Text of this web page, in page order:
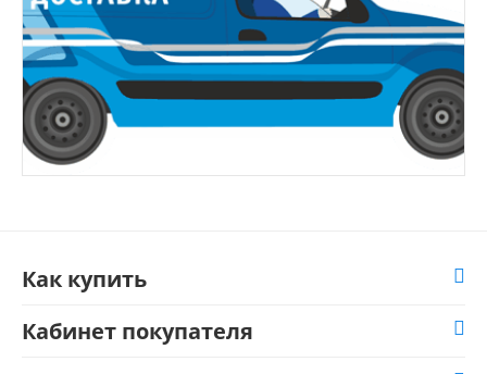
Как купить
Кабинет покупателя